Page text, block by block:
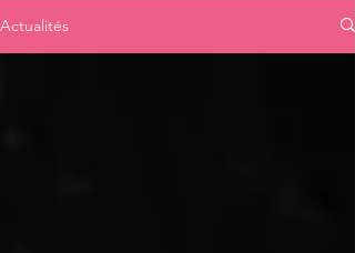
Actualités